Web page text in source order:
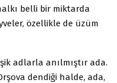
belli bir miktarda
özellikle de üzüm
adlarla anılmıştır ada.
dendiği halde, ada,